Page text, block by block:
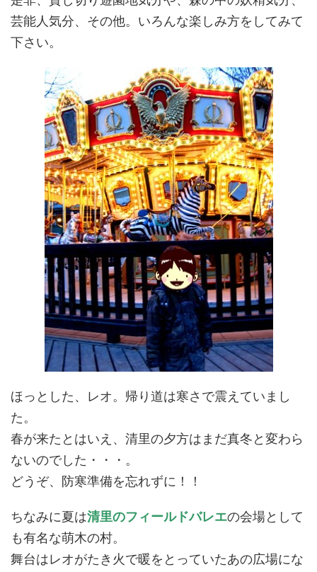
芸能人気分、その他。いろんな楽しみ方をしてみて
下さい。
ほっとした、レオ。帰り道は寒さで震えていまし
た。
春が来たとはいえ、清里の夕方はまだ真冬と変わら
ないのでした・・・。
どうぞ、防寒準備を忘れずに！！
ちなみに夏は清里のフィールドバレエの会場として
も有名な萌木の村。
舞台はレオがたき火で暖をとっていたあの広場にな